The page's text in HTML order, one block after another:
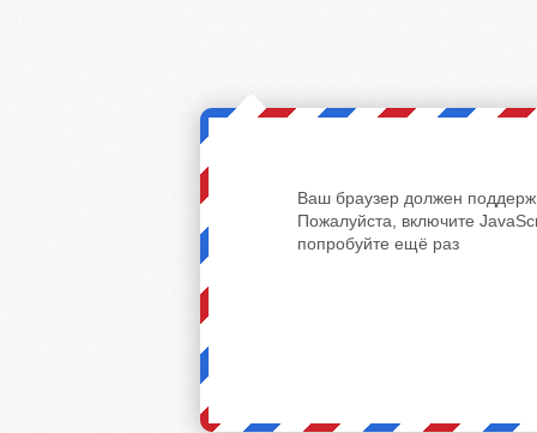
Ваш браузер должен
Пожалуйста, включите
попробуйте ещё раз